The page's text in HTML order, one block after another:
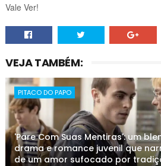
Vale Ver!
VEJA TAMBÉM:
PITACO DO PAPO
'Pare Com Suas Mentiras': um
drama e romance juvenil que
de um amor sufocado por